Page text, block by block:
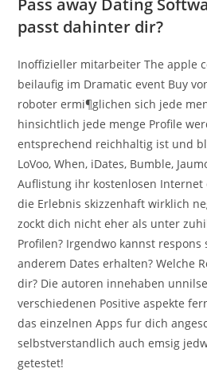
Pass away Dating
passt dahinter dir?
Inoffizieller mitarbeiter The apple
beilaufig im Dramatic event Buy
roboter ermi¶glichen sich jede
hinsichtlich jede menge Profile
entsprechend reichhaltig ist und
LoVoo, When, iDates, Bumble,
Auflistung ihr kostenlosen Internet
die Erlebnis skizzenhaft wirklich
zockt dich nicht eher als unter
Profilen? Irgendwo kannst
anderem Dates erhalten? Welche
dir? Die autoren innehaben
verschiedenen Positive aspekte
das einzelnen Apps fur dich
selbstverstandlich auch emsig
getestet!